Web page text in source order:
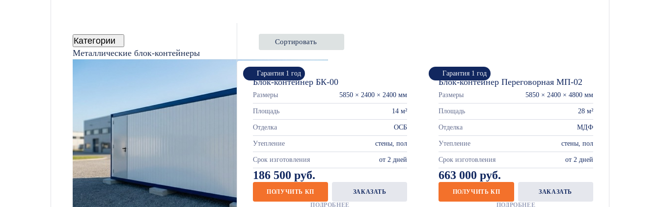
Категории
Металлические блок-контейнеры
Сортировать
Гарантия 1 год
Блок-контейнер БК-00
Размеры 5850 × 2400 × 2400 мм
Площадь 14 м²
Отделка ОСБ
Утепление стены, пол
Срок изготовления от 2 дней
186 500 руб.
ПОЛУЧИТЬ КП
ЗАКАЗАТЬ
ПОДРОБНЕЕ
Гарантия 1 год
Блок-контейнер Переговорная МП-02
Размеры 5850 × 2400 × 4800 мм
Площадь 28 м²
Отделка МДФ
Утепление стены, пол
Срок изготовления от 2 дней
663 000 руб.
ПОЛУЧИТЬ КП
ЗАКАЗАТЬ
ПОДРОБНЕЕ